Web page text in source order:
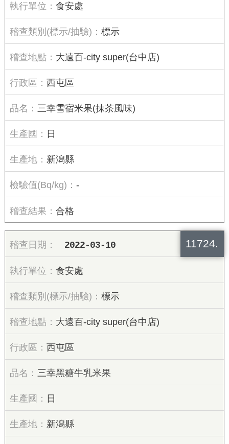
食安處
標示
大遠百-city super(台中店)
西屯區
三幸雪宿米果(抹茶風味)
日
新潟縣
-
合格
11724.
2022-03-10
食安處
標示
大遠百-city super(台中店)
西屯區
三幸黑糖牛乳米果
日
新潟縣